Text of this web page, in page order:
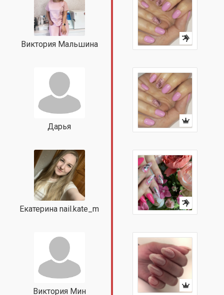
Виктория Мальшина
Дарья
Екатерина nail.kate_m
Виктория Мин